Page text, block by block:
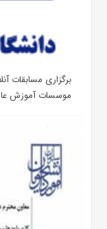
برگزاری مسابقات
موسسات آموزش